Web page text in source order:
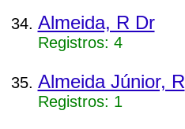
Almeida, R Dr
Registros: 4
Almeida Júnior, R
Registros: 1